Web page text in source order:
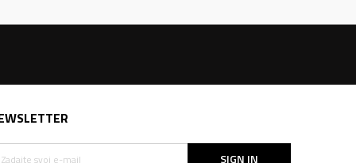
SIGN IN